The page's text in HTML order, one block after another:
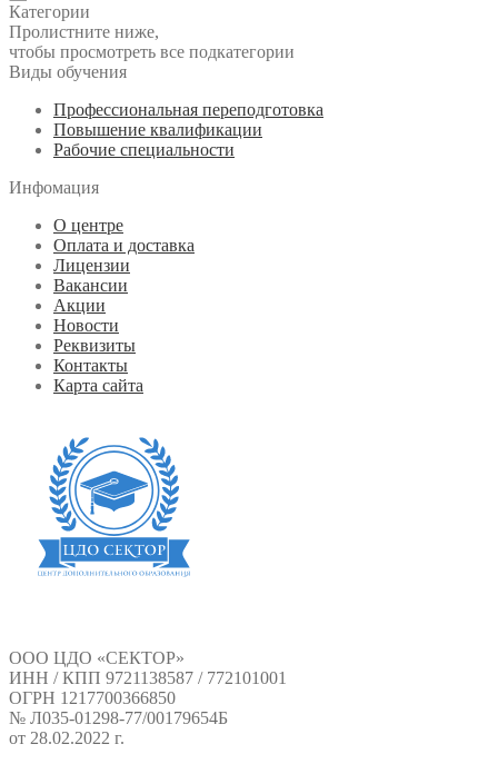
Категории
Пролистните ниже,
чтобы просмотреть все подкатегории
Виды обучения
Профессиональная переподготовка
Повышение квалификации
Рабочие специальности
Инфомация
О центре
Оплата и доставка
Лицензии
Вакансии
Акции
Новости
Реквизиты
Контакты
Карта сайта
ООО ЦДО «СЕКТОР»
ИНН / КПП 9721138587 / 772101001
ОГРН 1217700366850
№ Л035-01298-77/00179654Б
от 28.02.2022 г.